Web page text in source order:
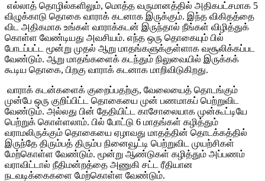
எல்லாத் தொழில்களிலும், மொத்த வருமானத்தில் அதிகபட்சமாக 5
விழுக்காடு தொகை வாராக் கடனாக இருக்கும். இந்த விகிதத்தை
விட
அதிகமாக உங்கள் வாராக்கடன் இருந்தால் நீங்கள் விழித்துக்
கொள்ள வேண்டியது அவசியம். எந்த ஒரு தொகையும் பில்
போடப்பட்ட
மூன்று முதல் ஆறு மாதங்களுக்குள்ளாக வசூலிக்கப்பட
வேண்டும். ஆறு மாதங்களைக் கடந்தும் நிலுவையில் இருக்கக்
கூடிய தொகை, பிறகு வாராக் கடனாக மாறிவிடுகிறது.
வாராக் கடன்களைக் குறைப்பதற்கு, வேலையைத் தொடங்கும்
முன்பே ஒரு குறிப்பிட்ட தொகையை முன் பணமாகப் பெற்றுவிட
வேண்டும். அல்லது பின் தேதியிட்ட காசோலையாக முன்கூட்டியே
பெற்றுக் கொள்ளலாம். பில் போட்டு 6 மாதங்கள் கழித்தும்
வராமலிருக்கும் தொகையை ஏழாவது மாதத்தின் தொடக்கத்தில்
இருந்தே திரும்பத் திரும்ப நினைவூட்டி பெற்றுவிட
முயற்சிகள்
மேற்கொள்ள வேண்டும். மூன்று ஆண்டுகள் கழித்தும் அப்பணம்
வராவிட்டால் நீதிமன்றத்தை அணுகி சட்ட
ரீதியான
நடவடிக்கைகளை மேற்கொள்ள வேண்டும்.